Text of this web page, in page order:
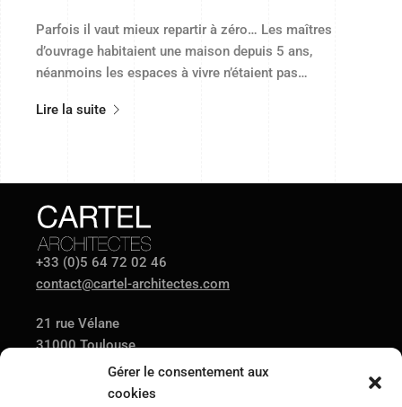
Gérer le consentement aux
cookies
Parfois il vaut mieux repartir à zéro… Les maîtres
d’ouvrage habitaient une maison depuis 5 ans,
néanmoins les espaces à vivre n’étaient pas…
Lire la suite
+33 (0)5 64 72 02 46
contact@cartel-architectes.com
21 rue Vélane
31000 Toulouse